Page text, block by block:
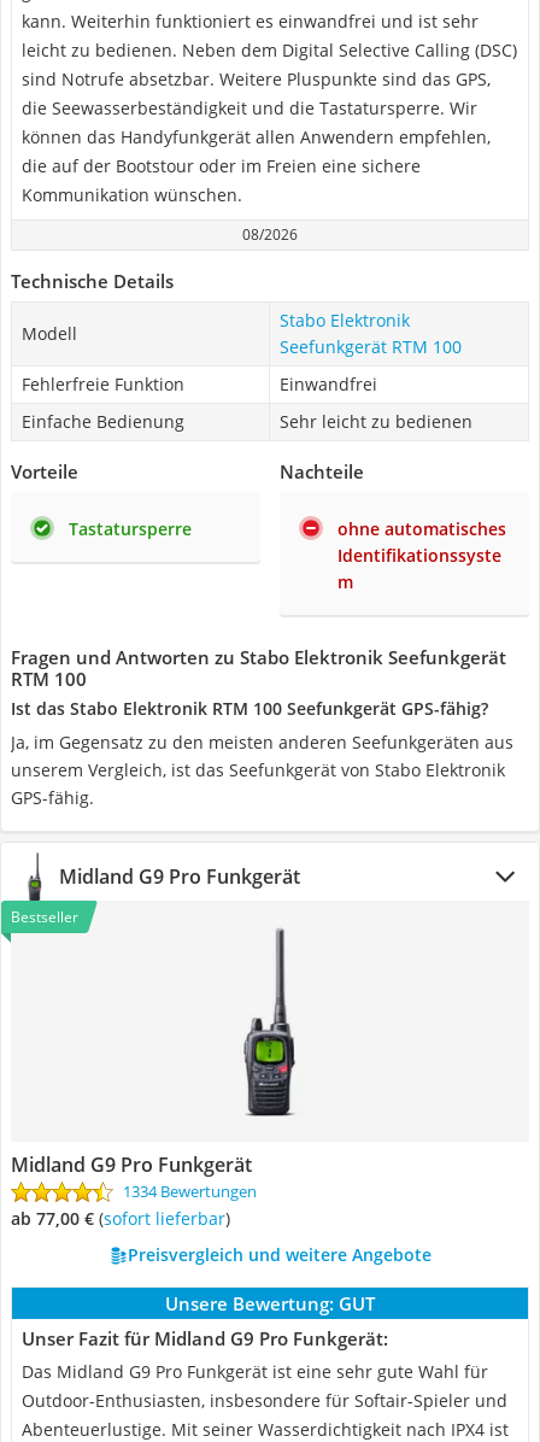
kann. Weiterhin funktioniert es einwandfrei und ist sehr
leicht zu bedienen. Neben dem Digital Selective Calling (DSC)
sind Notrufe absetzbar. Weitere Pluspunkte sind das GPS,
die Seewasserbeständigkeit und die Tastatursperre. Wir
können das Handyfunkgerät allen Anwendern empfehlen,
die auf der Bootstour oder im Freien eine sichere
Kommunikation wünschen.
08/2026
Technische Details
Modell
Stabo Elektronik
Seefunkgerät RTM 100
Fehlerfreie Funktion
Einwandfrei
Einfache Bedienung
Sehr leicht zu bedienen
Vorteile
Tastatursperre
Nachteile
ohne automatisches
Identifikationssyste
m
Fragen und Antworten zu Stabo Elektronik Seefunkgerät
RTM 100
Ist das Stabo Elektronik RTM 100 Seefunkgerät GPS-fähig?
Ja, im Gegensatz zu den meisten anderen Seefunkgeräten aus
unserem Vergleich, ist das Seefunkgerät von Stabo Elektronik
GPS-fähig.
Midland G9 Pro Funkgerät
Bestseller
Midland G9 Pro Funkgerät
1334 Bewertungen
ab 77,00 € ( Sofort lieferbar)
Preisvergleich und weitere Angebote
Unsere Bewertung: GUT
Unser Fazit für Midland G9 Pro Funkgerät:
Das Midland G9 Pro Funkgerät ist eine sehr gute Wahl für
Outdoor-Enthusiasten, insbesondere für Softair-Spieler und
Abenteuerlustige. Mit seiner Wasserdichtigkeit nach IPX4 ist